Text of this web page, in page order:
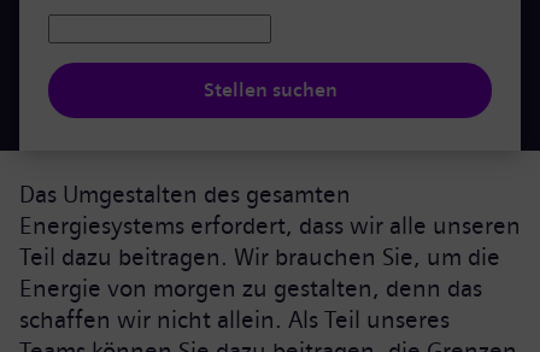
Stellen suchen
Das Umgestalten des gesamten
Energiesystems erfordert, dass wir alle unseren
Teil dazu beitragen. Wir brauchen Sie, um die
Energie von morgen zu gestalten, denn das
schaffen wir nicht allein. Als Teil unseres